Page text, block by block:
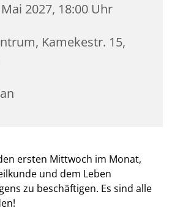
2027, 18:00 Uhr
Kamekestr. 15,
ersten Mittwoch im Monat,
und dem Leben
zu beschäftigen. Es sind alle